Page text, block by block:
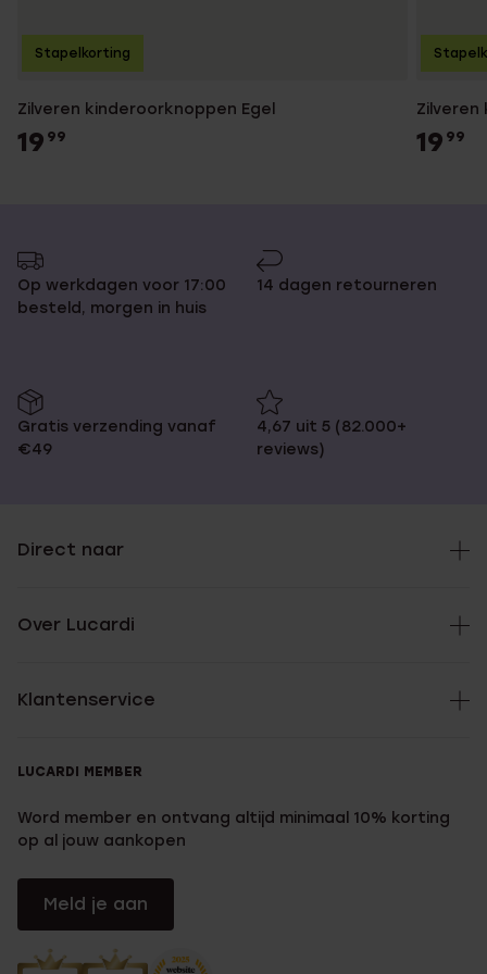
Zilveren kinderoorknoppen Egel
19 99
Stapelkorting
19 99
Op werkdagen voor 17:00
besteld, morgen in huis
14 dagen retourneren
Gratis verzending vanaf
€49
4,67 uit 5 (82.000+
reviews)
Direct naar
Over Lucardi
Klantenservice
LUCARDI MEMBER
Word member en ontvang altijd minimaal 10% korting
op al jouw aankopen
Meld je aan